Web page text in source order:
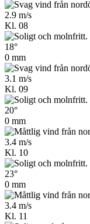
2.9 m/s
Kl. 08
18°
0 mm
3.1 m/s
Kl. 09
20°
0 mm
3.4 m/s
Kl. 10
23°
0 mm
3.4 m/s
Kl. 11